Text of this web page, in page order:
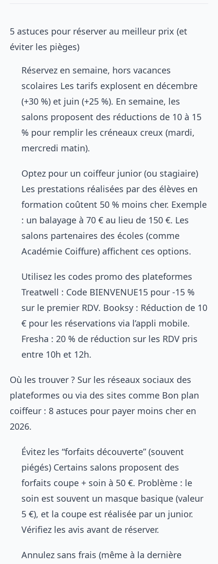
5 astuces pour réserver au meilleur prix (et
éviter les pièges)
Réservez en semaine, hors vacances
scolaires Les tarifs explosent en décembre
(+30 %) et juin (+25 %). En semaine, les
salons proposent des réductions de 10 à 15
% pour remplir les créneaux creux (mardi,
mercredi matin).
Optez pour un coiffeur junior (ou stagiaire)
Les prestations réalisées par des élèves en
formation coûtent 50 % moins cher. Exemple
: un balayage à 70 € au lieu de 150 €. Les
salons partenaires des écoles (comme
Académie Coiffure) affichent ces options.
Utilisez les codes promo des plateformes
Treatwell : Code BIENVENUE15 pour -15 %
sur le premier RDV. Booksy : Réduction de 10
€ pour les réservations via l’appli mobile.
Fresha : 20 % de réduction sur les RDV pris
entre 10h et 12h.
Où les trouver ? Sur les réseaux sociaux des
plateformes ou via des sites comme Bon plan
coiffeur : 8 astuces pour payer moins cher en
2026.
Évitez les “forfaits découverte” (souvent
piégés) Certains salons proposent des
forfaits coupe + soin à 50 €. Problème : le
soin est souvent un masque basique (valeur
5 €), et la coupe est réalisée par un junior.
Vérifiez les avis avant de réserver.
Annulez sans frais (même à la dernière